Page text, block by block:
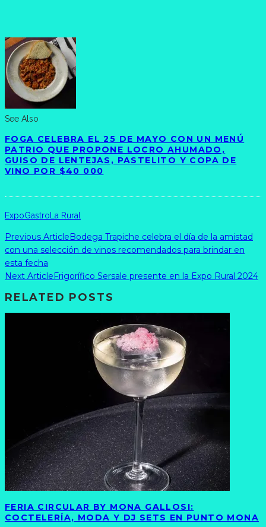
See Also
FOGA CELEBRA EL 25 DE MAYO CON UN MENÚ
PATRIO QUE PROPONE LOCRO AHUMADO,
GUISO DE LENTEJAS, PASTELITO Y COPA DE
VINO POR $40 000
ExpoGastroLa Rural
Previous Article Bodega Trapiche celebra el día de la amistad
con una selección de vinos recomendados para brindar en
esta fecha
Next Article Frigorífico Sersale presente en la Expo Rural 2024
RELATED POSTS
FERIA CIRCULAR BY MONA GALLOSI:
COCTELERÍA, MODA Y DJ SETS EN PUNTO MONA